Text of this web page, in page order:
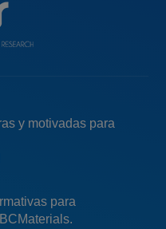
y motivadas para
para